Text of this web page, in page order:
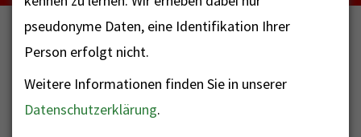
Nr. 81 - Sicherheitswache
pseudonyme Daten, eine Identifikation Ihrer
Person erfolgt nicht.
Weitere Informationen finden Sie in unserer
Datenschutzerklärung.